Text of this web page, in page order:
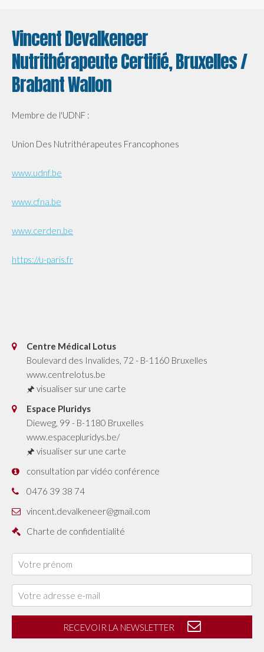
Vincent Devalkeneer
Nutrithérapeute Certifié, Bruxelles /
Brabant Wallon
Membre de l'UDNF :
Union Des Nutrithérapeutes Francophones
www.udnf.be
www.cfna.be
www.cerden.be
https://u-paris.fr
Centre Médical Lotus
Boulevard des Invalides, 72 - B-1160 Bruxelles
www.centrelotus.be
🖈 visualiser sur une carte
Espace Pluridys
Dieweg, 99 - B-1180 Bruxelles
www.espacepluridys.be/
🖈 visualiser sur une carte
consultation par vidéo conférence
0476 39 38 74
vincent.devalkeneer@gmail.com
Charte de confidentialité
RECEVOIR LA NEWSLETTER